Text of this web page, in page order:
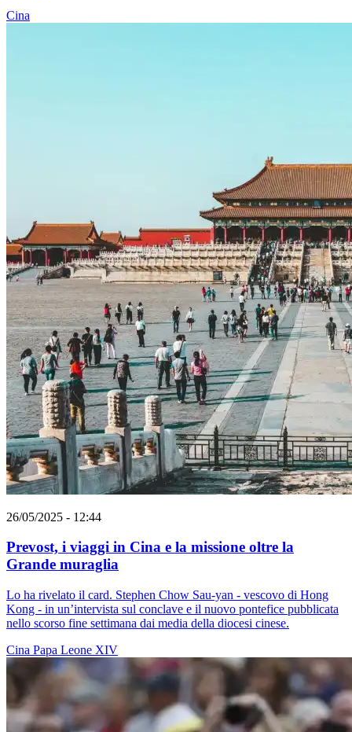
Cina
26/05/2025 - 12:44
Prevost, i viaggi in Cina e la missione oltre la
Grande muraglia
Lo ha rivelato il card. Stephen Chow Sau-yan - vescovo di Hong
Kong - in un’intervista sul conclave e il nuovo pontefice pubblicata
nello scorso fine settimana dai media della diocesi cinese.
Cina Papa Leone XIV